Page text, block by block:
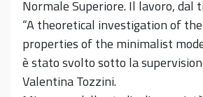
Normale Superiore. Il lavoro, dal
“A theoretical investigation of
properties of the minimalist
è stato svolto sotto la
Valentina Tozzini.